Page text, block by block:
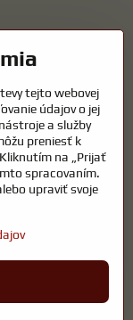
údajov
tejto webovej
údajov o jej
a služby
preniesť k
na „Prijať
spracovaním.
upraviť svoje